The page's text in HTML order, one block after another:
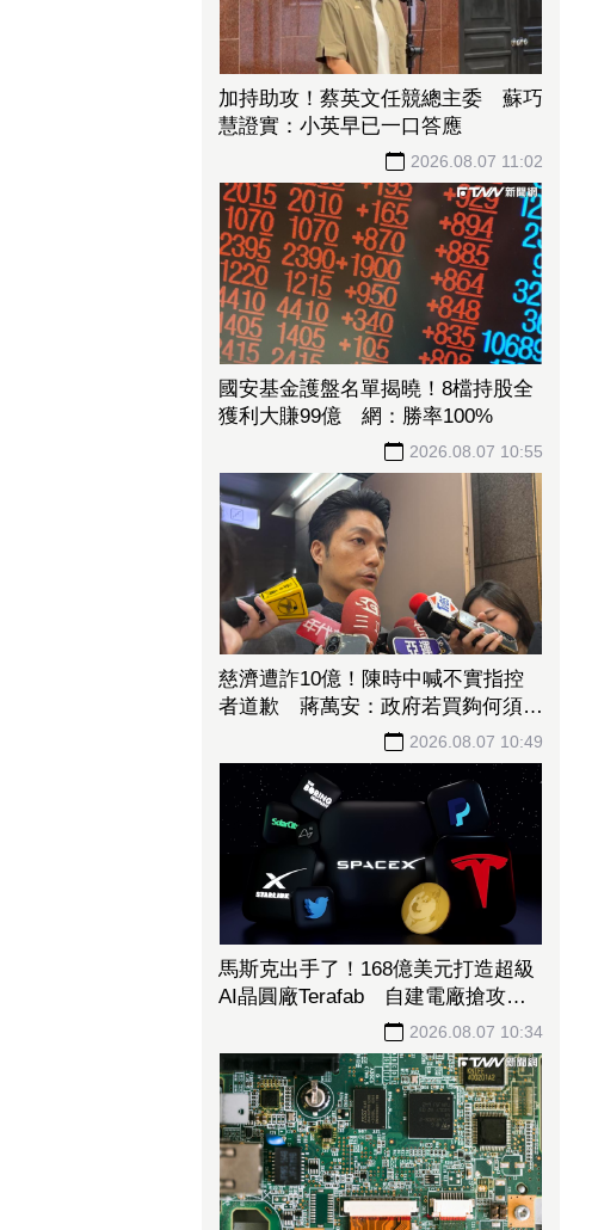
加持助攻！蔡英文任競總主委 蘇巧
慧證實：小英早已一口答應
2026.08.07 11:02
國安基金護盤名單揭曉！8檔持股全
獲利大賺99億 網：勝率100%
2026.08.07 10:55
慈濟遭詐10億！陳時中喊不實指控
者道歉 蔣萬安：政府若買夠何須民
2026.08.07 10:49
馬斯克出手了！168億美元打造超級
AI晶圓廠Terafab 自建電廠搶攻算
2026.08.07 10:34